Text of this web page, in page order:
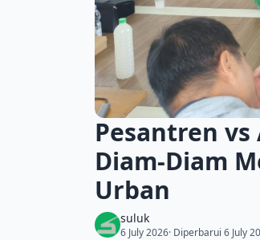
Pesantren
Diam-Diam
Urban
suluk
6 July 2026· Diperbarui 6 July